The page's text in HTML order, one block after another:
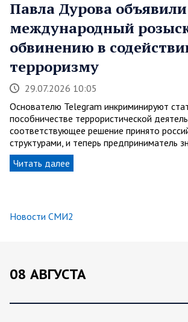
Павла Дурова
международный
обвинению в
терроризму
29.07.2026 10:05
Основателю Telegram инкриминируют
пособничестве террористической
соответствующее решение принято
структурами, и теперь предприниматель
Читать далее
Новости СМИ2
08 АВГУСТА